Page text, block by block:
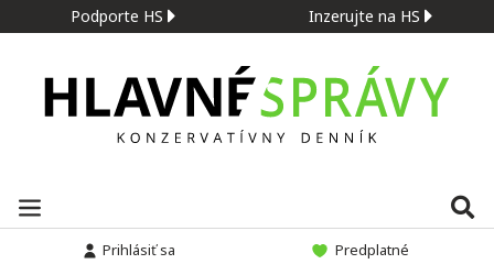
Podporte HS Inzerujte na HS
Prihlásiť sa Predplatné